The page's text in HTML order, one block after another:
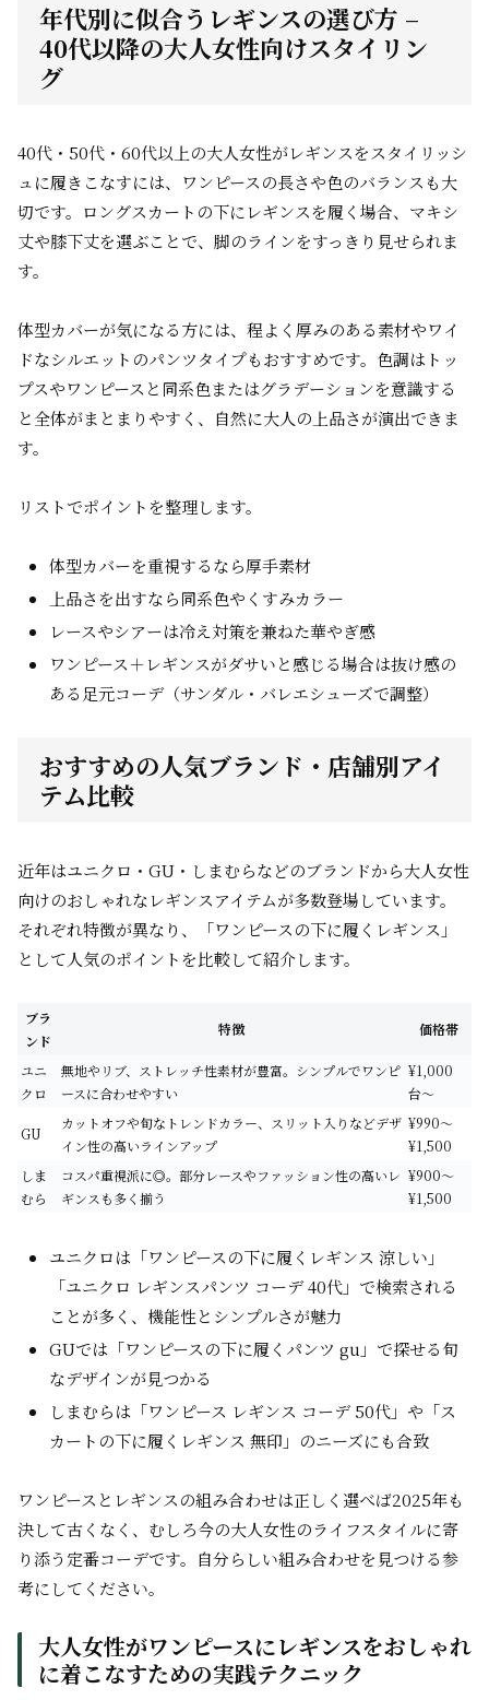
年代別に似合うレギンスの選び方 –
40代以降の大人女性向けスタイリン
グ
40代・50代・60代以上の大人女性がレギンスをスタイリッシ
ュに履きこなすには、ワンピースの長さや色のバランスも大
切です。ロングスカートの下にレギンスを履く場合、マキシ
丈や膝下丈を選ぶことで、脚のラインをすっきり見せられま
す。
体型カバーが気になる方には、程よく厚みのある素材やワイ
ドなシルエットのパンツタイプもおすすめです。色調はトッ
プスやワンピースと同系色またはグラデーションを意識する
と全体がまとまりやすく、自然に大人の上品さが演出できま
す。
リストでポイントを整理します。
体型カバーを重視するなら厚手素材
上品さを出すなら同系色やくすみカラー
レースやシアーは冷え対策を兼ねた華やぎ感
ワンピース＋レギンスがダサいと感じる場合は抜け感の
ある足元コーデ（サンダル・バレエシューズで調整）
おすすめの人気ブランド・店舗別アイ
テム比較
近年はユニクロ・GU・しまむらなどのブランドから大人女性
向けのおしゃれなレギンスアイテムが多数登場しています。
それぞれ特徴が異なり、「ワンピースの下に履くレギンス」
として人気のポイントを比較して紹介します。
ブラ
ンド
特徴 価格帯
ユニ
クロ
無地やリブ、ストレッチ性素材が豊富。シンプルでワンピ
ースに合わせやすい
¥1,000
台〜
GU
カットオフや旬なトレンドカラー、スリット入りなどデザ
イン性の高いラインアップ
¥990〜
¥1,500
しま
むら
コスパ重視派に◎。部分レースやファッション性の高いレ
ギンスも多く揃う
¥900〜
¥1,500
ユニクロは「ワンピースの下に履くレギンス 涼しい」
「ユニクロ レギンスパンツ コーデ 40代」で検索される
ことが多く、機能性とシンプルさが魅力
GUでは「ワンピースの下に履くパンツ gu」で探せる旬
なデザインが見つかる
しまむらは「ワンピース レギンス コーデ 50代」や「ス
カートの下に履くレギンス 無印」のニーズにも合致
ワンピースとレギンスの組み合わせは正しく選べば2025年も
決して古くなく、むしろ今の大人女性のライフスタイルに寄
り添う定番コーデです。自分らしい組み合わせを見つける参
考にしてください。
大人女性がワンピースにレギンスをおしゃれ
に着こなすための実践テクニック